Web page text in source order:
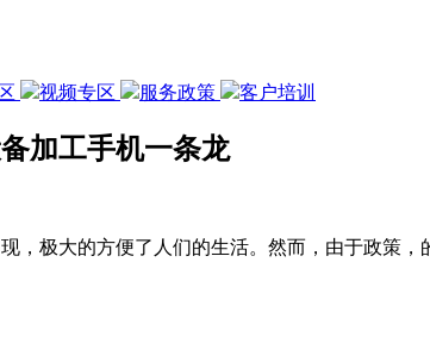
视频专区 服务政策 客户培训
加工手机一条龙
极大的方便了人们的生活。然而，由于政策，